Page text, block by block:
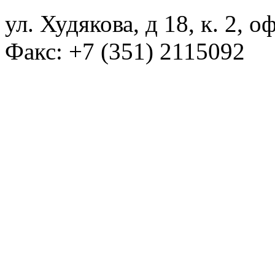
ул. Худякова, д 18, к. 2,
Факс: +7 (351) 2115092